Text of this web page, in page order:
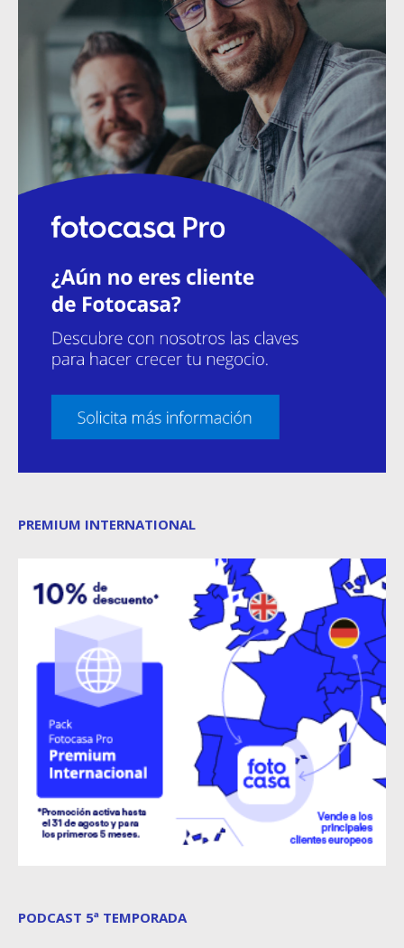
PREMIUM INTERNATIONAL
PODCAST 5ª TEMPORADA